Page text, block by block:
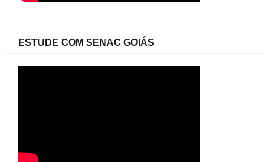
ESTUDE COM SENAC GOIÁS